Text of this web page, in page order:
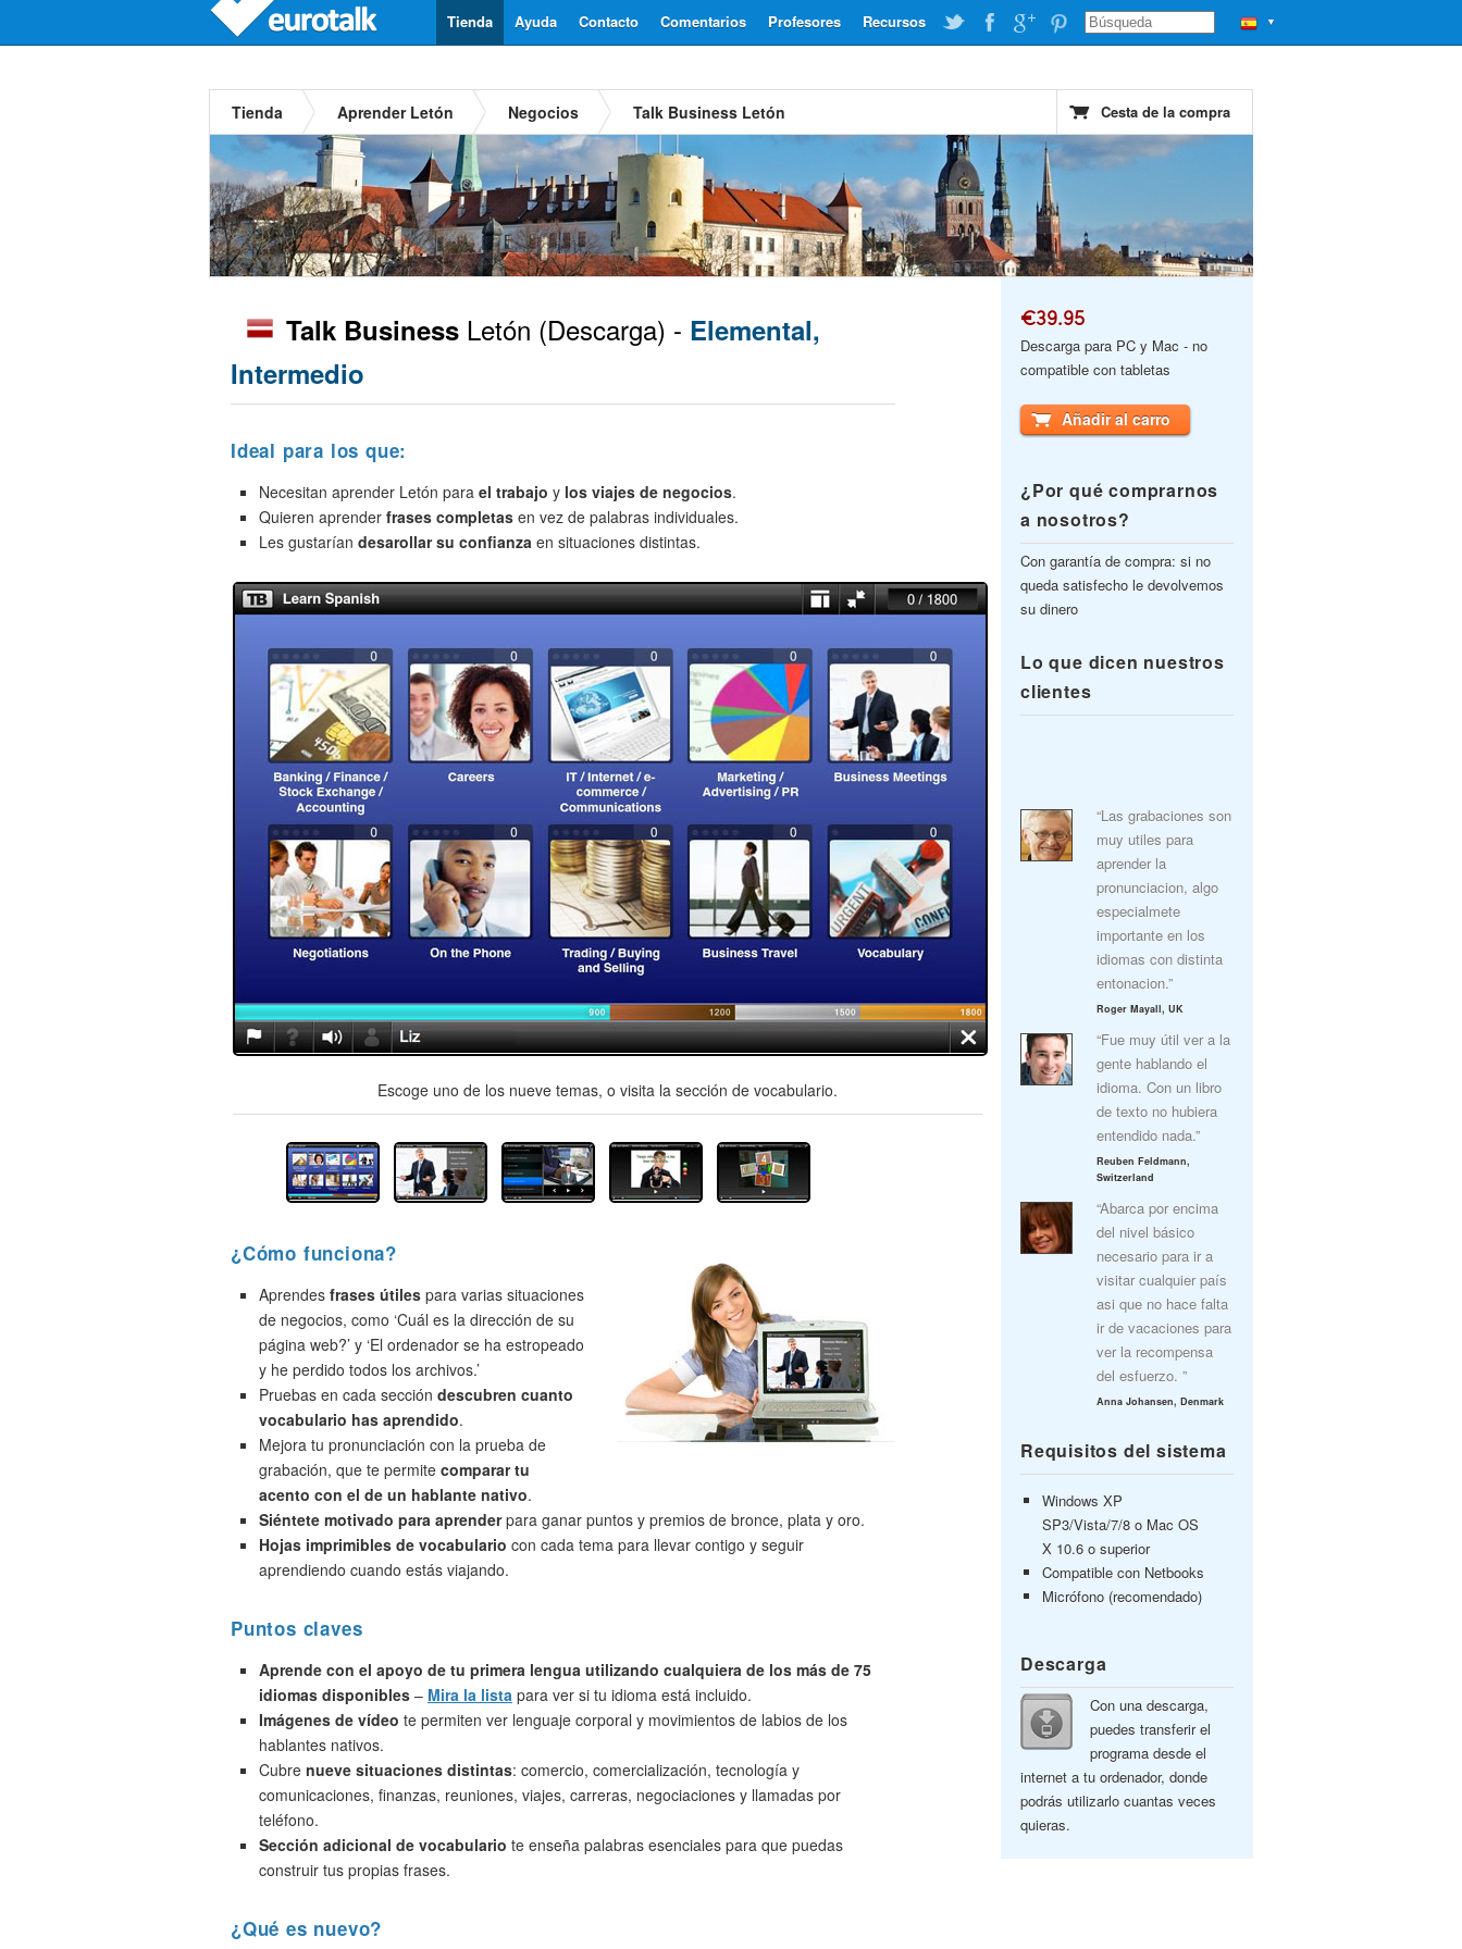
▼
Recursos
Profesores
Comentarios
Contacto
Ayuda
Tienda
Tienda Aprender Letón Negocios Talk Business Letón Cesta de la compra
Talk Business Letón (Descarga) - Elemental,
Intermedio
Ideal para los que:
Necesitan aprender Letón para el trabajo y los viajes de negocios.
Quieren aprender frases completas en vez de palabras individuales.
Les gustarían desarollar su confianza en situaciones distintas.
Escoge uno de los nueve temas, o visita la sección de vocabulario.
¿Cómo funciona?
Aprendes frases útiles para varias situaciones
de negocios, como ‘Cuál es la dirección de su
página web?’ y ‘El ordenador se ha estropeado
y he perdido todos los archivos.’
Pruebas en cada sección descubren cuanto
vocabulario has aprendido.
Mejora tu pronunciación con la prueba de
grabación, que te permite comparar tu
acento con el de un hablante nativo.
Siéntete motivado para aprenderpara ganar puntos y premios de bronce, plata y oro.
Hojas imprimibles de vocabulario con cada tema para llevar contigo y seguir
aprendiendo cuando estás viajando.
Puntos claves
Aprende con el apoyo de tu primera lengua utilizando cualquiera de los más de 75
idiomas disponibles – Mira la lista para ver si tu idioma está incluido.
Imágenes de vídeo te permiten ver lenguaje corporal y movimientos de labios de los
hablantes nativos.
Cubre nueve situaciones distintas: comercio, comercialización, tecnología y
comunicaciones, finanzas, reuniones, viajes, carreras, negociaciones y llamadas por
teléfono.
Sección adicional de vocabulario te enseña palabras esenciales para que puedas
construir tus propias frases.
¿Qué es nuevo?
€39.95
Descarga para PC y Mac - no
compatible con tabletas
Añadir al carro
¿Por qué comprarnos
a nosotros?
Con garantía de compra: si no
queda satisfecho le devolvemos
su dinero
Lo que dicen nuestros
clientes
“Las grabaciones son
muy utiles para
aprender la
pronunciacion, algo
especialmete
importante en los
idiomas con distinta
entonacion.”
Roger Mayall, UK
“Fue muy útil ver a la
gente hablando el
idioma. Con un libro
de texto no hubiera
entendido nada.”
Reuben Feldmann,
Switzerland
“Abarca por encima
del nivel básico
necesario para ir a
visitar cualquier país
asi que no hace falta
ir de vacaciones para
ver la recompensa
del esfuerzo. ”
Anna Johansen, Denmark
Requisitos del sistema
Windows XP
SP3/Vista/7/8 o Mac OS
X 10.6 o superior
Compatible con Netbooks
Micrófono (recomendado)
Descarga
Con una descarga,
puedes transferir el
programa desde el
internet a tu ordenador, donde
podrás utilizarlo cuantas veces
quieras.